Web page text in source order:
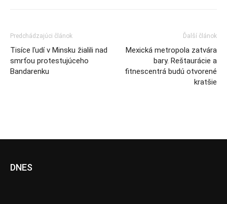
Predchádzajúci článok
Tisíce ľudí v Minsku žialili nad
smrťou protestujúceho
Bandarenku
Ďalší článok
Mexická metropola zatvára
bary. Reštaurácie a
fitnescentrá budú otvorené
kratšie
DNES